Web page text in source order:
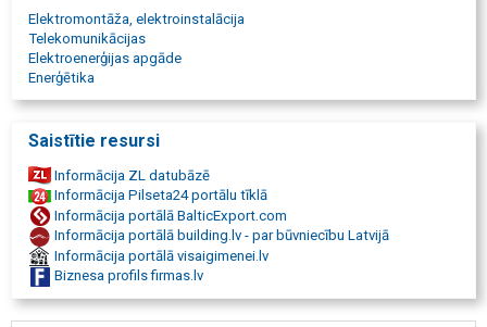
Elektromontāža, elektroinstalācija
Telekomunikācijas
Elektroenerģijas apgāde
Enerģētika
Saistītie resursi
Informācija ZL datubāzē
Informācija Pilseta24 portālu tīklā
Informācija portālā BalticExport.com
Informācija portālā building.lv - par būvniecību Latvijā
Informācija portālā visaigimenei.lv
Biznesa profils firmas.lv